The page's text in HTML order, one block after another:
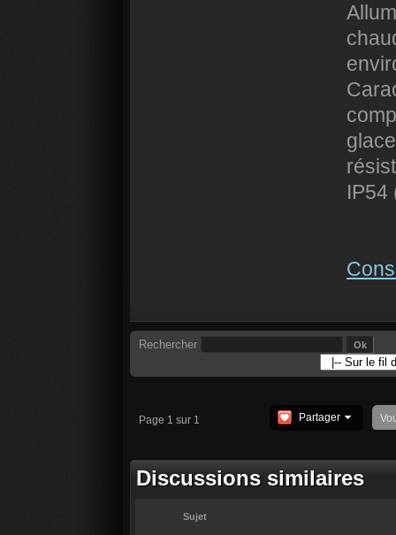
IP54
Rechercher
Page 1 sur 1 Partager
Discussions similaires
Sujet